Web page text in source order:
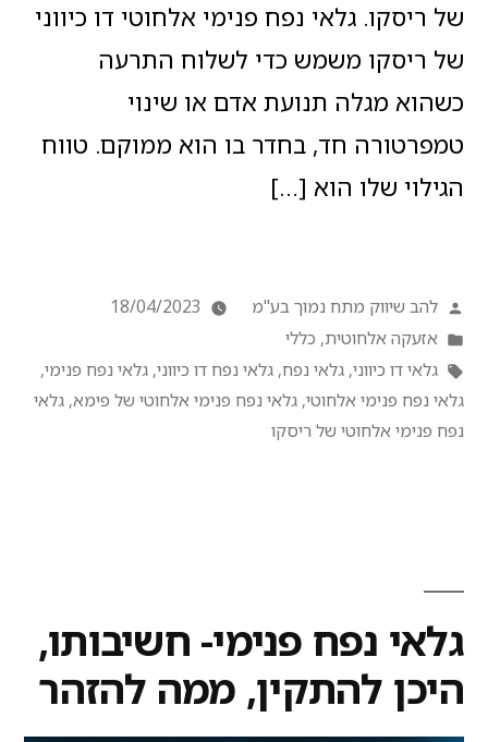
של ריסקו. גלאי נפח פנימי אלחוטי דו כיווני
של ריסקו משמש כדי לשלוח התרעה
כשהוא מגלה תנועת אדם או שינוי
טמפרטורה חד, בחדר בו הוא ממוקם. טווח
הגילוי שלו הוא […]
להב שיווק מתח נמוך בע"מ
18/04/2023
אזעקה אלחוטית, כללי
גלאי דו כיווני, גלאי נפח, גלאי נפח דו כיווני, גלאי נפח פנימי,
גלאי נפח פנימי אלחוטי, גלאי נפח פנימי אלחוטי של פימא, גלאי
נפח פנימי אלחוטי של ריסקו
גלאי נפח פנימי- חשיבותו,
היכן להתקין, ממה להזהר